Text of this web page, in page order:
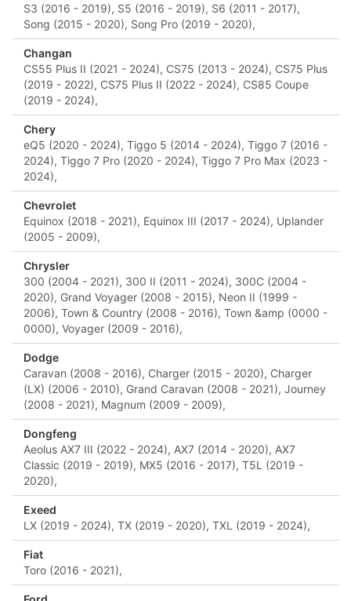
S3 (2016 - 2019), S5 (2016 - 2019), S6 (2011 - 2017),
Song (2015 - 2020), Song Pro (2019 - 2020),
Changan
CS55 Plus II (2021 - 2024), CS75 (2013 - 2024), CS75 Plus
(2019 - 2022), CS75 Plus II (2022 - 2024), CS85 Coupe
(2019 - 2024),
Chery
eQ5 (2020 - 2024), Tiggo 5 (2014 - 2024), Tiggo 7 (2016 -
2024), Tiggo 7 Pro (2020 - 2024), Tiggo 7 Pro Max (2023 -
2024),
Chevrolet
Equinox (2018 - 2021), Equinox III (2017 - 2024), Uplander
(2005 - 2009),
Chrysler
300 (2004 - 2021), 300 II (2011 - 2024), 300C (2004 -
2020), Grand Voyager (2008 - 2015), Neon II (1999 -
2006), Town & Country (2008 - 2016), Town &amp (0000 -
0000), Voyager (2009 - 2016),
Dodge
Caravan (2008 - 2016), Charger (2015 - 2020), Charger
(LX) (2006 - 2010), Grand Caravan (2008 - 2021), Journey
(2008 - 2021), Magnum (2009 - 2009),
Dongfeng
Aeolus AX7 III (2022 - 2024), AX7 (2014 - 2020), AX7
Classic (2019 - 2019), MX5 (2016 - 2017), T5L (2019 -
2020),
Exeed
LX (2019 - 2024), TX (2019 - 2020), TXL (2019 - 2024),
Fiat
Toro (2016 - 2021),